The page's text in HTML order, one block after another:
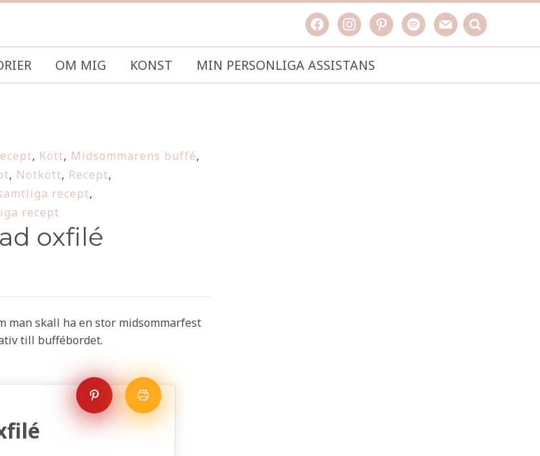
facebookinstagrampinterestspotifymail search
OM MIG KONST MIN PERSONLIGA ASSISTANS
, Kött, Midsommarens buffé,
, Nötkött, Recept,
recept,
recept
oxfilé
man skall ha en stor midsommarfest
till buffébordet.